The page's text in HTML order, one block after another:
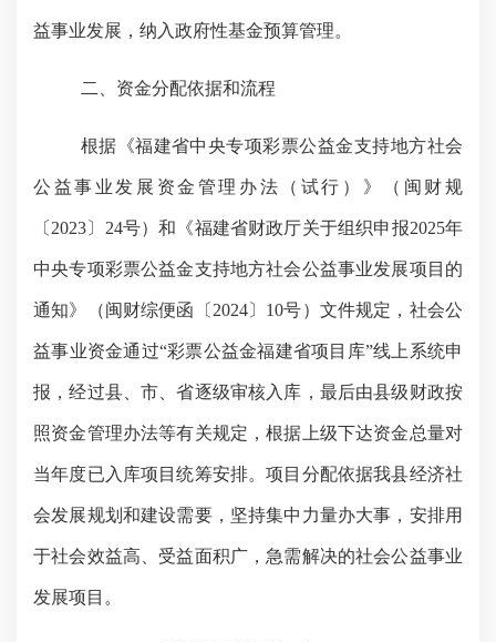
益事业发展，纳入政府性基金预算管理。
二 、资金分配依据和流程
根据《福建省中央专项彩票公益金支持地方社会
公益事业发展资金管理办法（试行）》（闽财规
〔 2023〕24号）和《福建省财政厅关于组织申报2025年
中央专项彩票公益金支持地方社会公益事业发展项目的
通知》（闽财综便函〔2024〕10号）文件规定，社会公
益事业资金通过“彩票公益金福建省项目库”线上系统申
报，经过县、市、省逐级审核入库，最后由县级财政按
照资金管理办法等有关规定，根据上级下达资金总量对
当年度已入库项目统筹安排。项目分配依据我县经济社
会发展规划和建设需要， 坚持集中力量办大事， 安排用
于社会效益高、受益面积广， 急需解决的社会公益事业
发展项目。